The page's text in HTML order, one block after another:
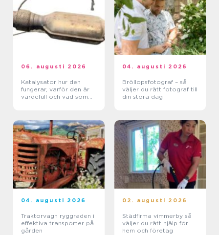
06. augusti 2026
Katalysator hur den
fungerar, varför den är
värdefull och vad som
04. augusti 2026
Bröllopsfotograf – så
väljer du rätt fotograf till
din stora dag
04. augusti 2026
Traktorvagn ryggraden i
effektiva transporter på
gården
02. augusti 2026
Städfirma vimmerby så
väljer du rätt hjälp för
hem och företag